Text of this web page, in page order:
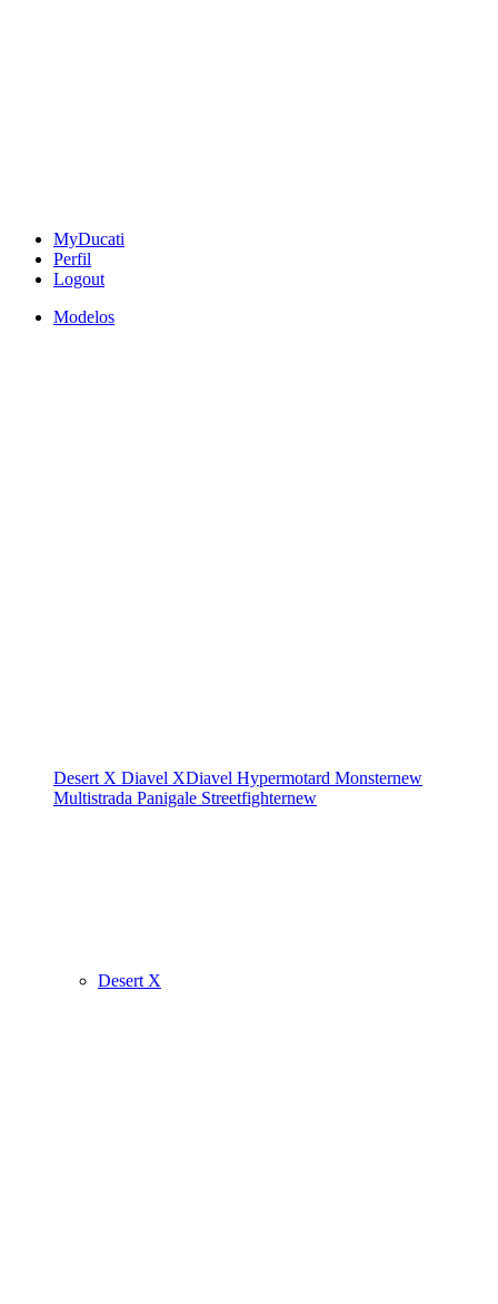
MyDucati
Perfil
Logout
Modelos
Desert X Diavel XDiavel Hypermotard Monsternew
Multistrada Panigale Streetfighternew
Desert X